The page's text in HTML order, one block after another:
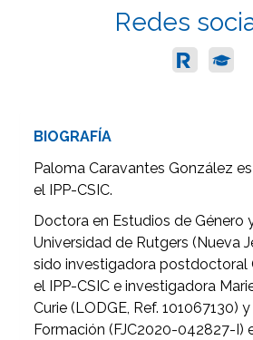
Redes
BIOGRAFÍA
Paloma Caravantes González
el IPP-CSIC.
Doctora en Estudios de Género
Universidad de Rutgers (Nueva
sido investigadora postdoctoral
el IPP-CSIC e investigadora
Curie (LODGE, Ref. 101067130)
Formación (FJC2020-042827-I)